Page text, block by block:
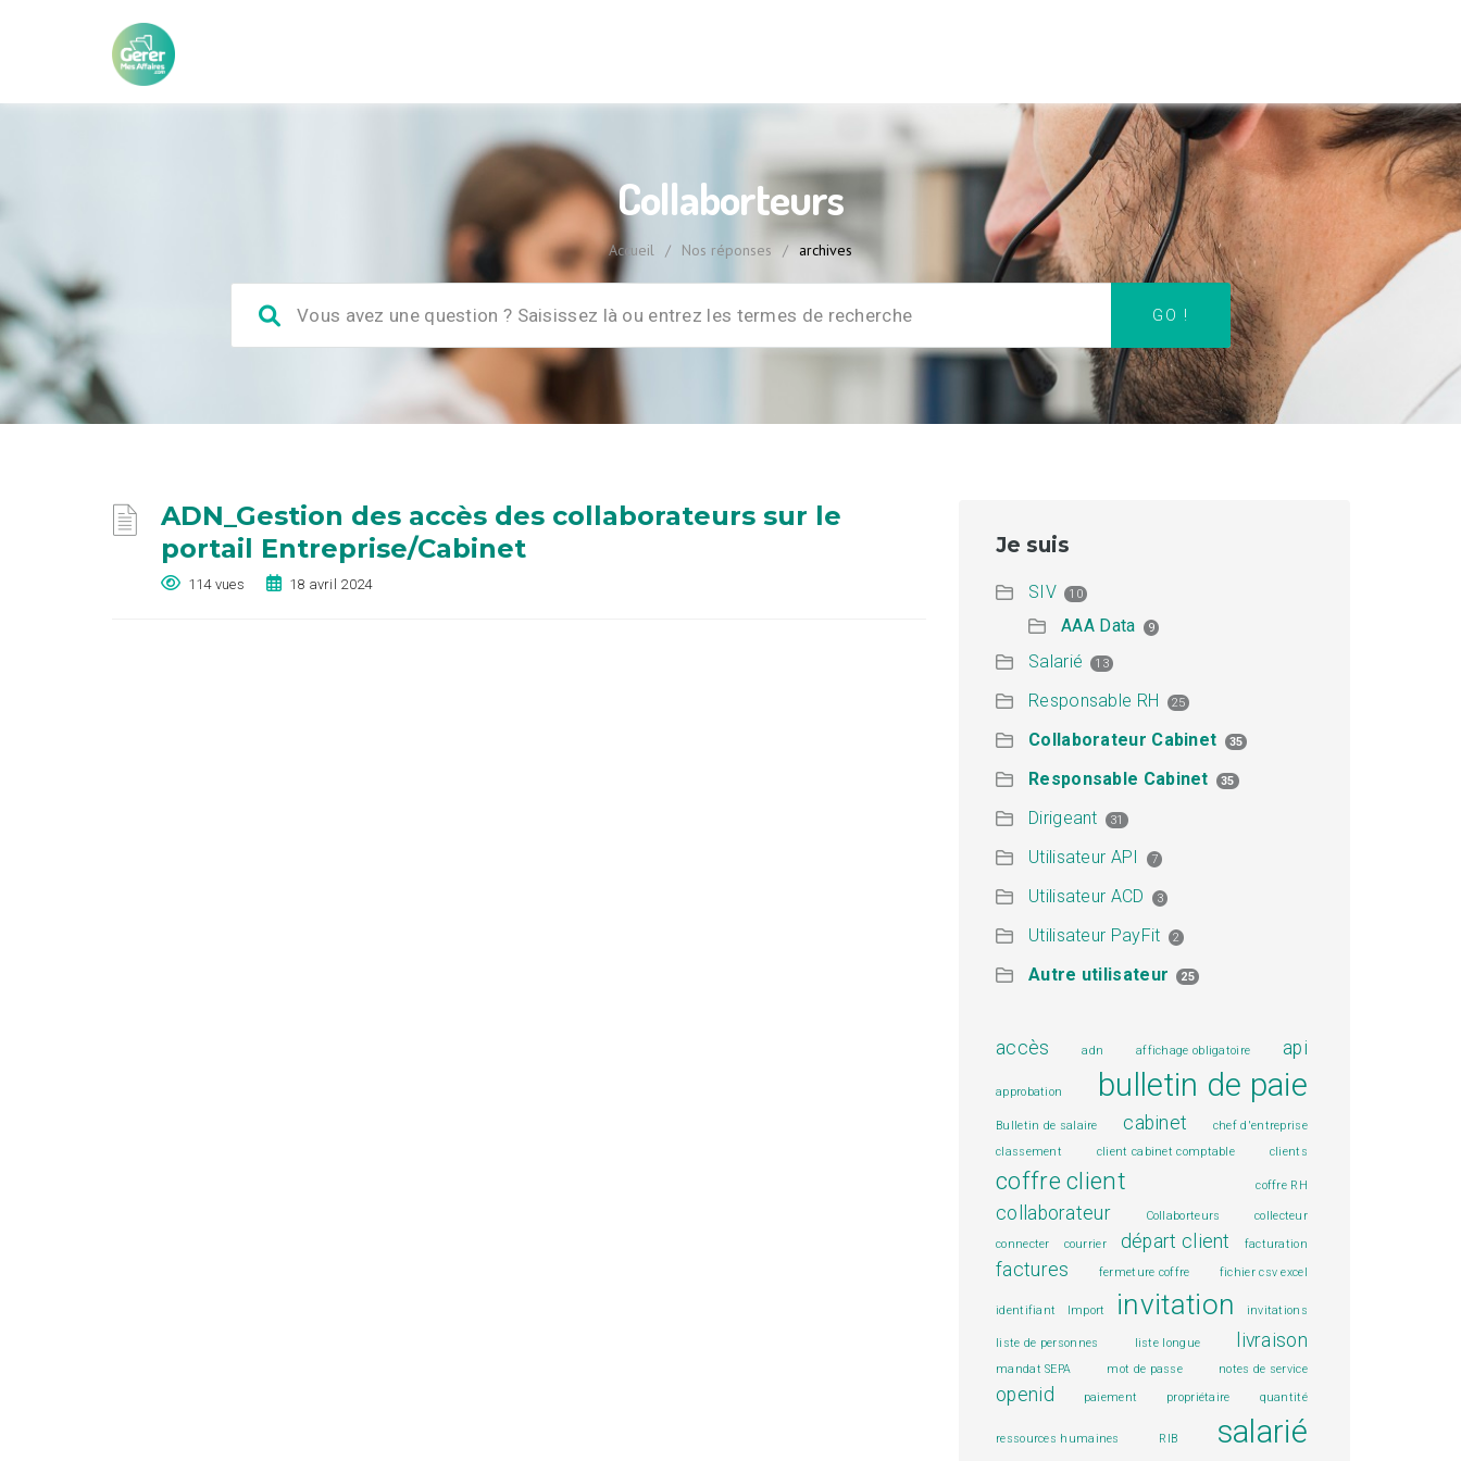
Collaborteurs
Accueil / Nos réponses / archives
ADN_Gestion des accès des collaborateurs sur le
portail Entreprise/Cabinet
114 vues 18 avril 2024
Je suis
SIV 10
AAA Data 9
Salarié 13
Responsable RH 25
Collaborateur Cabinet 35
Responsable Cabinet 35
Dirigeant 31
Utilisateur API 7
Utilisateur ACD 3
Utilisateur PayFit 2
Autre utilisateur 25
accès adn affichage obligatoire api
approbation bulletin de paie
Bulletin de salaire cabinet
chef d'entreprise
classement
client cabinet comptable clients
coffre client coffre RH
collaborateur Collaborteurs
collecteur
connecter
courrier départ client facturation
factures fermeture coffre fichier csv excel
identifiant Import invitation invitations
liste de personnes liste longue livraison
mandat SEPA mot de passe notes de service
openid paiement propriétaire quantité
ressources humaines RIB salarié